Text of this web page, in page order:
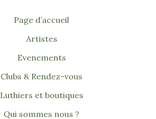
Page d’accueil
Artistes
Evenements
Clubs & Rendez-vous
Luthiers et boutiques
Qui sommes nous ?